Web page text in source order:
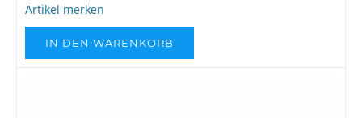
Artikel merken
IN DEN WARENKORB